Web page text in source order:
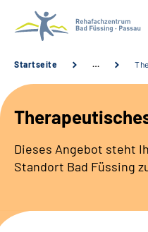
Behandlung
Rehafachzentrum
Karriere
Startseite …
Dieses Angebot steht
Standort Bad Füssing